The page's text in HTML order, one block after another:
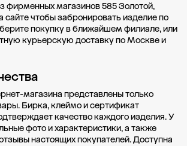
фирменных магазинов 585 Золотой,
сайте чтобы забронировать изделие по
покупку вближайшем филиале, или
курьерскую доставку по Москве и
магазина представлены только
Бирка, клеймо и сертификат
качество каждого изделия. У
фото и характеристики, а также
настоящих покупателей. Доступна